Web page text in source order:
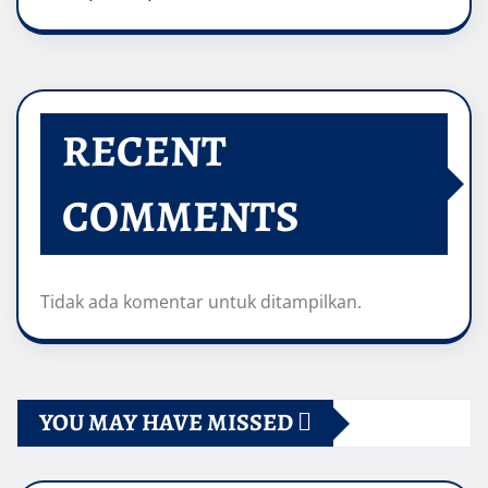
RECENT
COMMENTS
Tidak ada komentar untuk ditampilkan.
YOU MAY HAVE MISSED